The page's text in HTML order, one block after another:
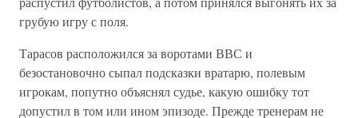
грубую игру с поля.
Тарасов расположился за воротами ВВС и
безостановочно сыпал подсказки вратарю, полевым
игрокам, попутно объяснял судье, какую ошибку тот
допустил в том или ином эпизоде. Прежде тренерам не